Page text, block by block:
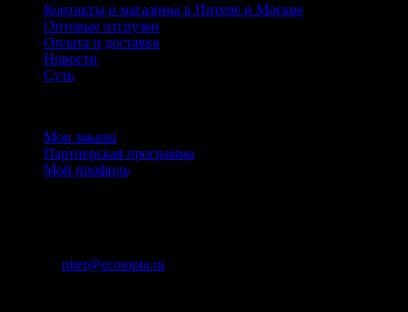
Контакты и магазины в Питере и Москве
Оптовые отгрузки
Оплата и доставка
Новости
Суть
Мои заказы
Партнерская программа
Мой профиль
piter@ecotopia.ru